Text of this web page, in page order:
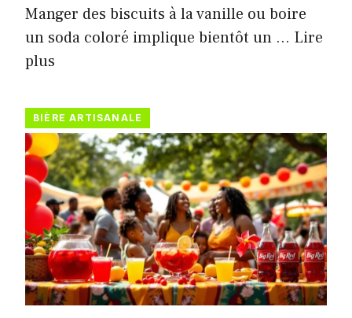
Manger des biscuits à la vanille ou boire
un soda coloré implique bientôt un … Lire
plus
BIÈRE ARTISANALE